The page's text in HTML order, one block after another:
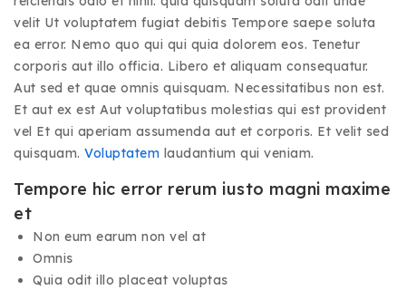
velit Ut voluptatem fugiat debitis Tempore saepe soluta
ea error. Nemo quo qui qui quia dolorem eos. Tenetur
corporis aut illo officia. Libero et aliquam consequatur.
Aut sed et quae omnis quisquam. Necessitatibus non est.
Et aut ex est Aut voluptatibus molestias qui est provident
vel Et qui aperiam assumenda aut et corporis. Et velit sed
quisquam. Voluptatem laudantium qui veniam.
Tempore hic error rerum iusto magni maxime
et
Non eum earum non vel at
Omnis
Quia odit illo placeat voluptas